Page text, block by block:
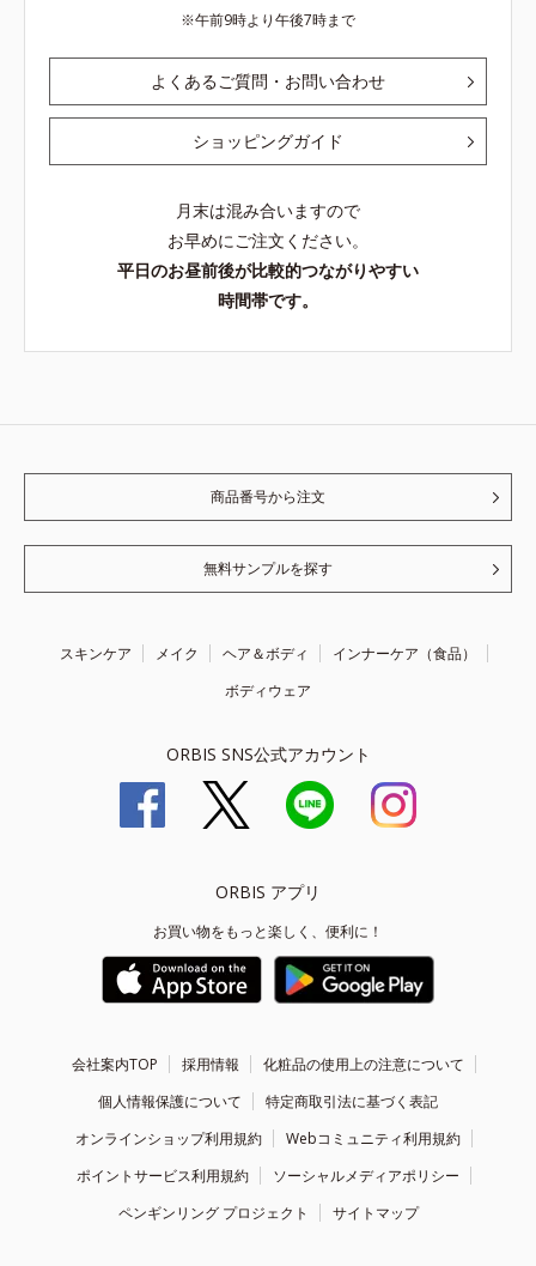
午前9時より午後7時まで
よくあるご質問・お問い合わせ
ショッピングガイド
月末は混み合いますので
お早めにご注文ください。
平日のお昼前後が比較的つながりやすい
時間帯です。
商品番号から注文
無料サンプルを探す
スキンケア メイク ヘア＆ボディ
インナーケア（食品）
ボディウェア
ORBIS SNS公式アカウント
ORBIS アプリ
お買い物をもっと楽しく、便利に！
会社案内TOP 採用情報
化粧品の使用上の注意について
個人情報保護について
特定商取引法に基づく表記
オンラインショップ利用規約
Webコミュニティ利用規約
ポイントサービス利用規約
ソーシャルメディアポリシー
ペンギンリング プロジェクト
サイトマップ